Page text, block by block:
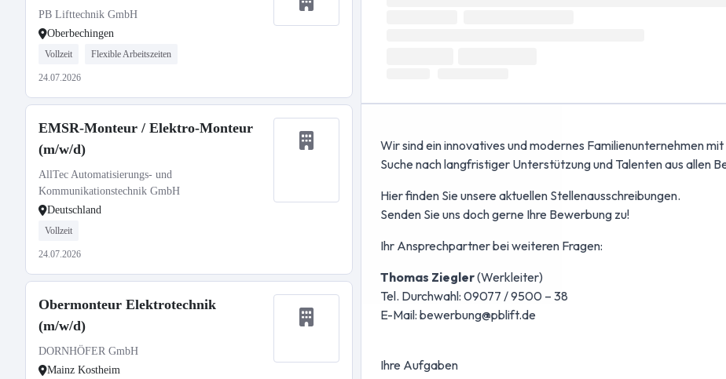
PB Lifttechnik GmbH
Oberbechingen
Vollzeit Flexible Arbeitszeiten
24.07.2026
EMSR-Monteur / Elektro-Monteur
(m/w/d)
AllTec Automatisierungs- und
Kommunikationstechnik GmbH
Deutschland
Vollzeit
24.07.2026
Obermonteur Elektrotechnik
(m/w/d)
DORNHÖFER GmbH
Mainz Kostheim